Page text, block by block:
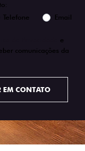
Telefone Email
e
comunicações da
EM CONTATO